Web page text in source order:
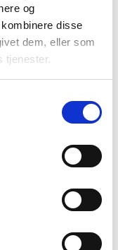
og
disse
dem, eller som
tjenester.
i kommunen